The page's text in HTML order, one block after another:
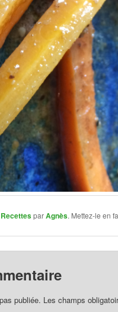
RecettesparAgnès. Mettez-le en
publiée. Les champs